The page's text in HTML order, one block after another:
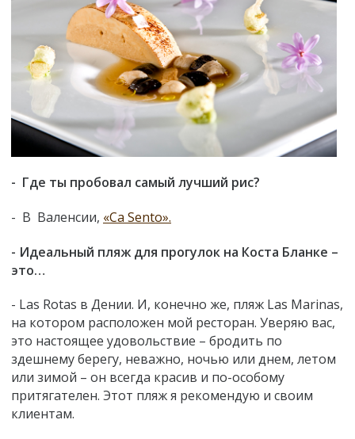
- Где ты пробовал самый лучший рис?
- В Валенсии, «Ca Sento».
- Идеальный пляж для прогулок на Коста Бланке –
это…
- Las Rotas в Дении. И, конечно же, пляж Las Marinas,
на котором расположен мой ресторан. Уверяю вас,
это настоящее удовольствие – бродить по
здешнему берегу, неважно, ночью или днем, летом
или зимой – он всегда красив и по-особому
притягателен. Этот пляж я рекомендую и своим
клиентам.